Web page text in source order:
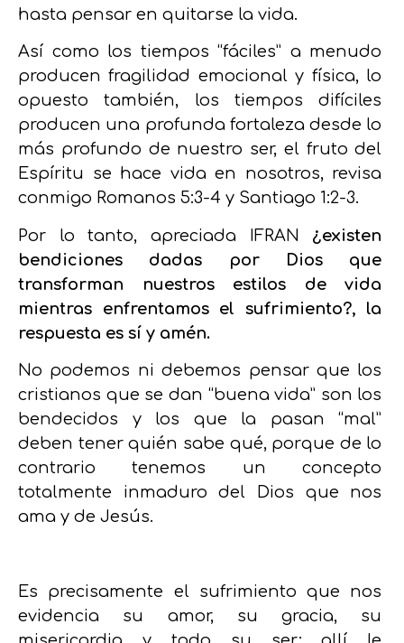
hasta pensar en quitarse la vida.
Así como los tiempos “fáciles” a menudo
producen fragilidad emocional y física, lo
opuesto también, los tiempos difíciles
producen una profunda fortaleza desde lo
más profundo de nuestro ser, el fruto del
Espíritu se hace vida en nosotros, revisa
conmigo Romanos 5:3-4 y Santiago 1:2-3.
Por lo tanto, apreciada IFRAN ¿existen
bendiciones dadas por Dios que
transforman nuestros estilos de vida
mientras enfrentamos el sufrimiento?, la
respuesta es sí y amén.
No podemos ni debemos pensar que los
cristianos que se dan “buena vida” son los
bendecidos y los que la pasan “mal”
deben tener quién sabe qué, porque de lo
contrario tenemos un concepto
totalmente inmaduro del Dios que nos
ama y de Jesús.
Es precisamente el sufrimiento que nos
evidencia su amor, su gracia, su